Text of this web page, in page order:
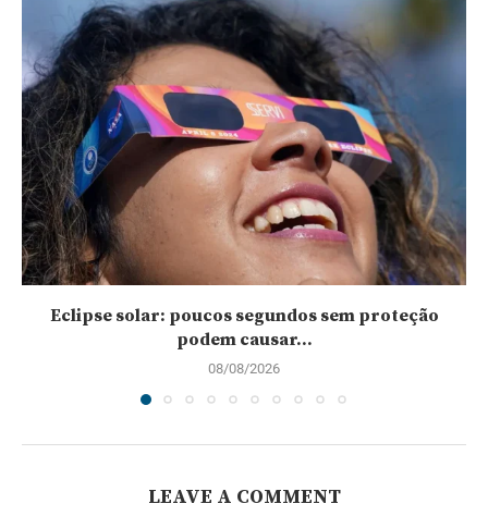
Eclipse solar: poucos segundos sem proteção
podem causar...
08/08/2026
LEAVE A COMMENT